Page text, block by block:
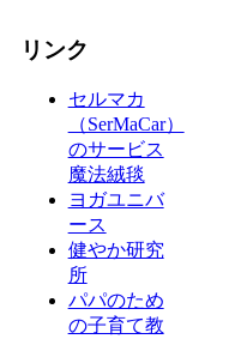
リンク
セルマカ
（SerMaCar）
のサービス
魔法絨毯
ヨガユニバ
ース
健やか研究
所
パパのため
の子育て教